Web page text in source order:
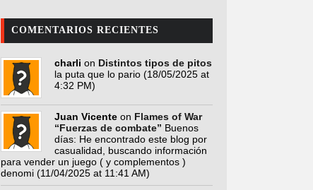
COMENTARIOS RECIENTES
charli on Distintos tipos de pitos
la puta que lo pario (18/05/2025 at
4:32 PM)
Juan Vicente on Flames of War
“Fuerzas de combate” Buenos
días: He encontrado este blog por
casualidad, buscando información
para vender un juego ( y complementos )
denomi (11/04/2025 at 11:41 AM)